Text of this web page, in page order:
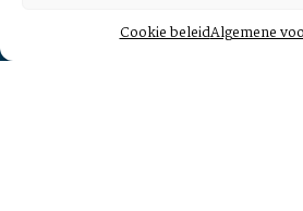
Cookie beleidAlgemene
Volg ons via English